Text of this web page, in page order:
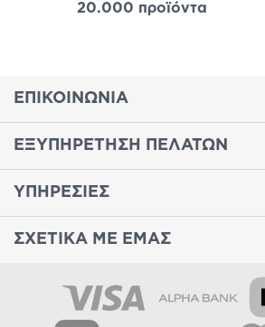
20.000 προϊόντα
ΕΠΙΚΟΙΝΩΝΙΑ
ΕΞΥΠΗΡΕΤΗΣΗ ΠΕΛΑΤΩΝ
ΥΠΗΡΕΣΙΕΣ
ΣΧΕΤΙΚΑ ΜΕ ΕΜΑΣ